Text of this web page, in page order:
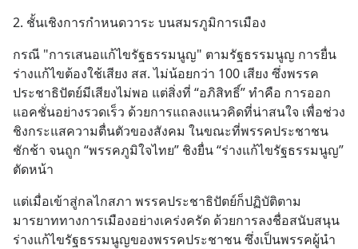
2. ชั้นเชิงการกำหนดวาระ บนสมรภูมิการเมือง
กรณี "การเสนอแก้ไขรัฐธรรมนูญ" ตามรัฐธรรมนูญ การยื่น
ร่างแก้ไขต้องใช้เสียง สส. ไม่น้อยกว่า 100 เสียง ซึ่งพรรค
ประชาธิปัตย์มีเสียงไม่พอ แต่สิ่งที่ “อภิสิทธิ์” ทำคือ การออก
แอคชั่นอย่างรวดเร็ว ด้วยการแถลงแนวคิดที่น่าสนใจ เพื่อช่วง
ชิงกระแสความตื่นตัวของสังคม ในขณะที่พรรคประชาชน
ชักช้า จนถูก “พรรคภูมิใจไทย” ชิงยื่น “ร่างแก้ไขรัฐธรรมนูญ”
ตัดหน้า
แต่เมื่อเข้าสู่กลไกสภา พรรคประชาธิปัตย์ก็ปฏิบัติตาม
มารยาททางการเมืองอย่างเคร่งครัด ด้วยการลงชื่อสนับสนุน
ร่างแก้ไขรัฐธรรมนูญของพรรคประชาชน ซึ่งเป็นพรรคผู้นำ